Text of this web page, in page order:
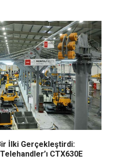
İlki Gerçekleştirdi:
CTX630E